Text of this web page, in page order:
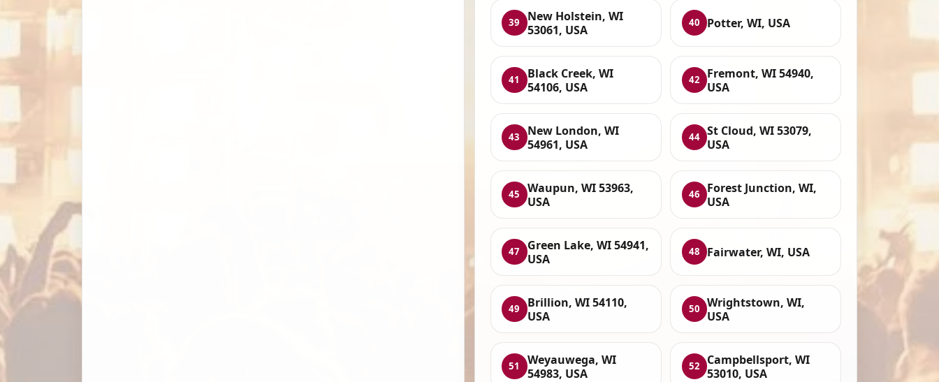
39
New Holstein, WI
53061, USA
40 Potter, WI, USA
41
Black Creek, WI
54106, USA
42
Fremont, WI 54940,
USA
43
New London, WI
54961, USA
44 St Cloud, WI 53079,
USA
45
Waupun, WI 53963,
USA
46
Forest Junction, WI,
USA
47
Green Lake, WI 54941,
USA
48 Fairwater, WI, USA
49
Brillion, WI 54110,
USA
50
Wrightstown, WI,
USA
51
Weyauwega, WI
54983, USA
52
Campbellsport, WI
53010, USA